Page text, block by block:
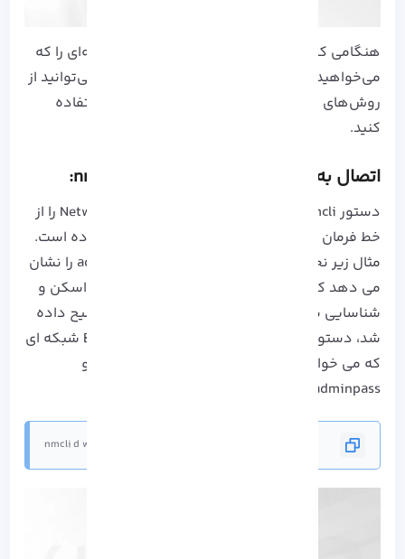
هنگامی که همه شبکه‌ها را اسکن کردید و شبکه‌ای را که
می‌خواهید به آن متصل شوید شناسایی کردید، می‌توانید از
روش‌های مختلف حالت متنی برای ایجاد اتصال استفاده
کنید.
اتصال به nmcli
:
دستور nmcli به ما اجازه می دهد تا NetworkManager را از
خط فرمان کنترل کنیم که استفاده از آن بسیار ساده است.
مثال زیر نحوه اتصال به شبکه ای به نام adminkali را نشان
می دهد که رمز عبور آن adminpass است. پس از اسکن و
شناسایی شبکه خود با دستور iwlist که قبلا توضیح داده
شد، دستور زیر را اجرا کنید و adminkali را با ESSID شبکه ای
که می خواهید به آن متصل شوید جایگزین کنید و
adminpass را با رمز عبور آن جایگزین کنید:
nmcli d wifi connect adminkali password adminpass